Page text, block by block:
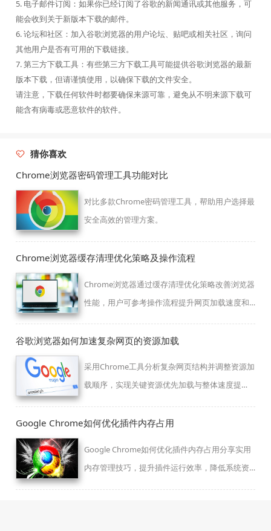
5. 电子邮件订阅：如果你已经订阅了谷歌的新闻通讯或其他服务，可
能会收到关于新版本下载的邮件。
6. 论坛和社区：加入谷歌浏览器的用户论坛、贴吧或相关社区，询问
其他用户是否有可用的下载链接。
7. 第三方下载工具：有些第三方下载工具可能提供谷歌浏览器的最新
版本下载，但请谨慎使用，以确保下载的文件安全。
请注意，下载任何软件时都要确保来源可靠，避免从不明来源下载可
能含有病毒或恶意软件的软件。
猜你喜欢
Chrome浏览器密码管理工具功能对比
对比多款Chrome密码管理工具，帮助用户选择最
安全高效的管理方案。
Chrome浏览器缓存清理优化策略及操作流程
Chrome浏览器通过缓存清理优化策略改善浏览器
性能，用户可参考操作流程提升网页加载速度和
谷歌浏览器如何加速复杂网页的资源加载
采用Chrome工具分析复杂网页结构并调整资源加
载顺序，实现关键资源优先加载与整体速度提
Google Chrome如何优化插件内存占用
Google Chrome如何优化插件内存占用分享实用
内存管理技巧，提升插件运行效率，降低系统资